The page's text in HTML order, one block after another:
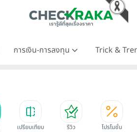
การเงิน-การลงทุน Trick &
เปรียบเทียบ รีวิว โปรโมชั่น